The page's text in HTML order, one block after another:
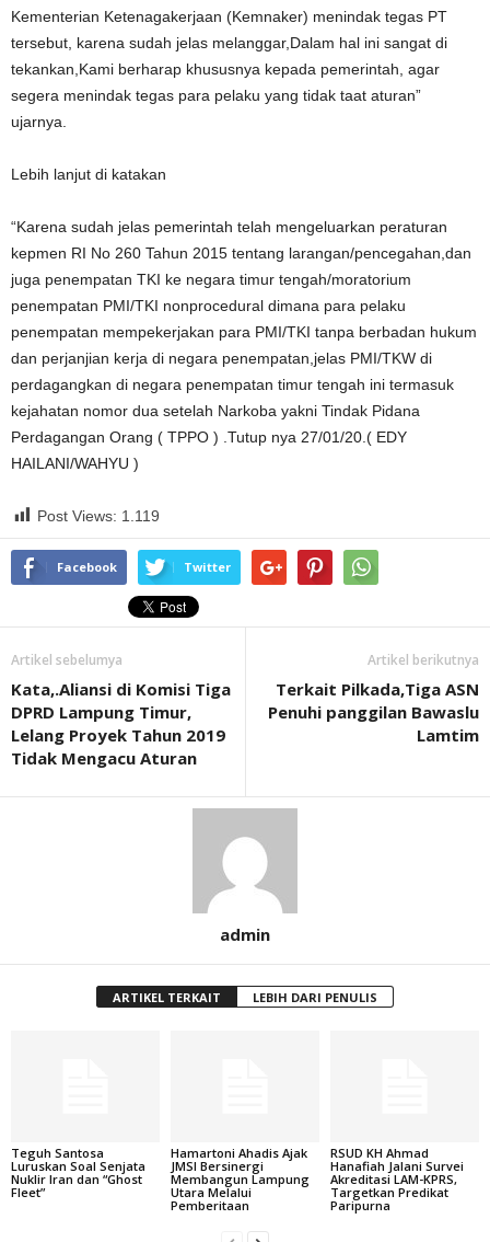
Kementerian Ketenagakerjaan (Kemnaker) menindak tegas PT
tersebut, karena sudah jelas melanggar,Dalam hal ini sangat di
tekankan,Kami berharap khususnya kepada pemerintah, agar
segera menindak tegas para pelaku yang tidak taat aturan”
ujarnya.
Lebih lanjut di katakan
“Karena sudah jelas pemerintah telah mengeluarkan peraturan
kepmen RI No 260 Tahun 2015 tentang larangan/pencegahan,dan
juga penempatan TKI ke negara timur tengah/moratorium
penempatan PMI/TKI nonprocedural dimana para pelaku
penempatan mempekerjakan para PMI/TKI tanpa berbadan hukum
dan perjanjian kerja di negara penempatan,jelas PMI/TKW di
perdagangkan di negara penempatan timur tengah ini termasuk
kejahatan nomor dua setelah Narkoba yakni Tindak Pidana
Perdagangan Orang ( TPPO ) .Tutup nya 27/01/20.( EDY
HAILANI/WAHYU )
Post Views: 1.119
Facebook Twitter
Artikel sebelumya
Kata,.Aliansi di Komisi Tiga
DPRD Lampung Timur,
Lelang Proyek Tahun 2019
Tidak Mengacu Aturan
Artikel berikutnya
Terkait Pilkada,Tiga ASN
Penuhi panggilan Bawaslu
Lamtim
admin
ARTIKEL TERKAIT LEBIH DARI PENULIS
Teguh Santosa
Luruskan Soal Senjata
Nuklir Iran dan “Ghost
Fleet”
Hamartoni Ahadis Ajak
JMSI Bersinergi
Membangun Lampung
Utara Melalui
Pemberitaan
RSUD KH Ahmad
Hanafiah Jalani Survei
Akreditasi LAM-KPRS,
Targetkan Predikat
Paripurna